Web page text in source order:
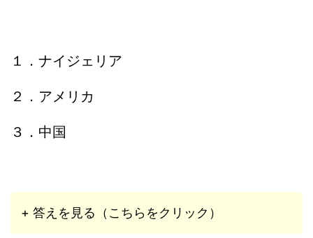
１．ナイジェリア
２．アメリカ
３．中国
+ 答えを見る（こちらをクリック）